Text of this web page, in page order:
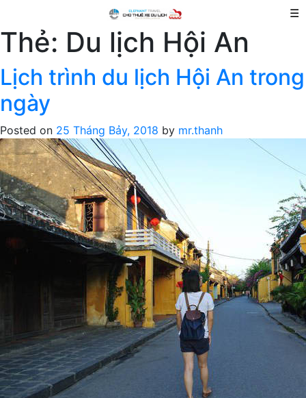
☰
Thẻ: Du lịch Hội An
Lịch trình du lịch Hội An trong
ngày
Posted on 25 Tháng Bảy, 2018 by mr.thanh